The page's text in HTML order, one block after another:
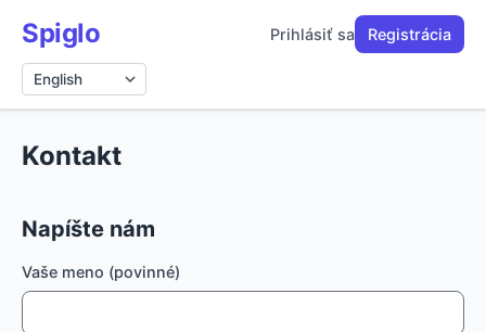
Spiglo Prihlásiť sa Registrácia
Jazyk
Kontakt
Napíšte nám
Vaše meno (povinné)